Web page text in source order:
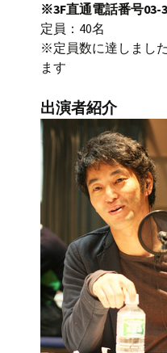
※3F直通電話番号03-
定員：40名
※定員数に達しまし
ます
出演者紹介